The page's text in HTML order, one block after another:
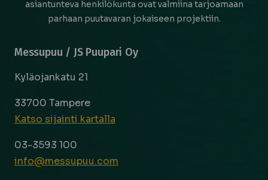
asiantunteva henkilökunta ovat valmiina tarjoamaan
parhaan puutavaran jokaiseen projektiin.
Messupuu / JS Puupari Oy
Kyläojankatu 21
33700 Tampere
Katso sijainti kartalla
03-3593 100
info@messupuu.com